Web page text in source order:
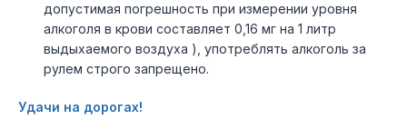
допустимая погрешность при измерении уровня
алкоголя в крови составляет 0,16 мг на 1 литр
выдыхаемого воздуха ), употреблять алкоголь за
рулем строго запрещено.
Удачи на дорогах!